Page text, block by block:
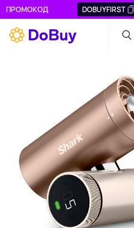
ПРОМОКОД DOBUYFIRST